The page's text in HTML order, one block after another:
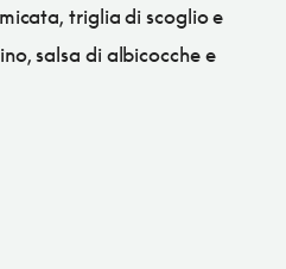
triglia di scoglio e
salsa di albicocche e